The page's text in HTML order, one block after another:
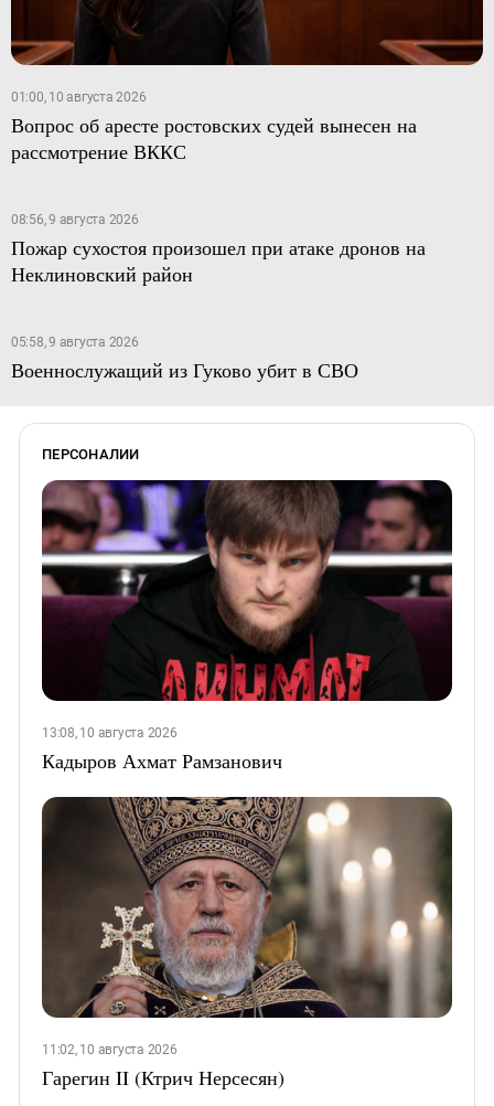
01:00, 10 августа 2026
Вопрос об аресте ростовских судей вынесен на
рассмотрение ВККС
08:56, 9 августа 2026
Пожар сухостоя произошел при атаке дронов на
Неклиновский район
05:58, 9 августа 2026
Военнослужащий из Гуково убит в СВО
ПЕРСОНАЛИИ
13:08, 10 августа 2026
Кадыров Ахмат Рамзанович
11:02, 10 августа 2026
Гарегин II (Ктрич Нерсесян)